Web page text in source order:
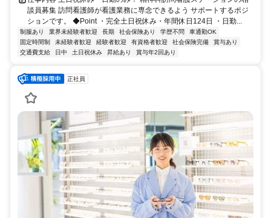
談員募集 訪問看護師が看護業務に専念できるよう サポートするポジ
ションです。 ◆Point ・完全土日祝休み・年間休日124日 ・日勤...
制服あり 業界未経験者歓迎 長期 社会保険あり 学歴不問
車通勤OK
固定時間制
未経験者歓迎 経験者歓迎 有資格者歓迎 社会保険完備
賞与あり
交通費支給
日中 土日祝休み 昇給あり 賞与年2回あり
正社員